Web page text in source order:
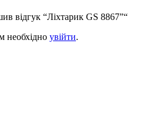
відгук “Ліхтарик GS 8867”“
необхідно увійти.